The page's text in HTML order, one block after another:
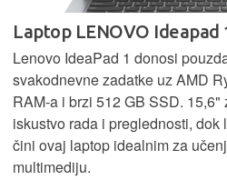
Laptop LENOVO Ideapad
Lenovo IdeaPad 1 donosi
svakodnevne zadatke uz AMD
RAM-a i brzi 512 GB SSD.
iskustvo rada i preglednosti,
čini ovaj laptop idealnim za
multimediju.